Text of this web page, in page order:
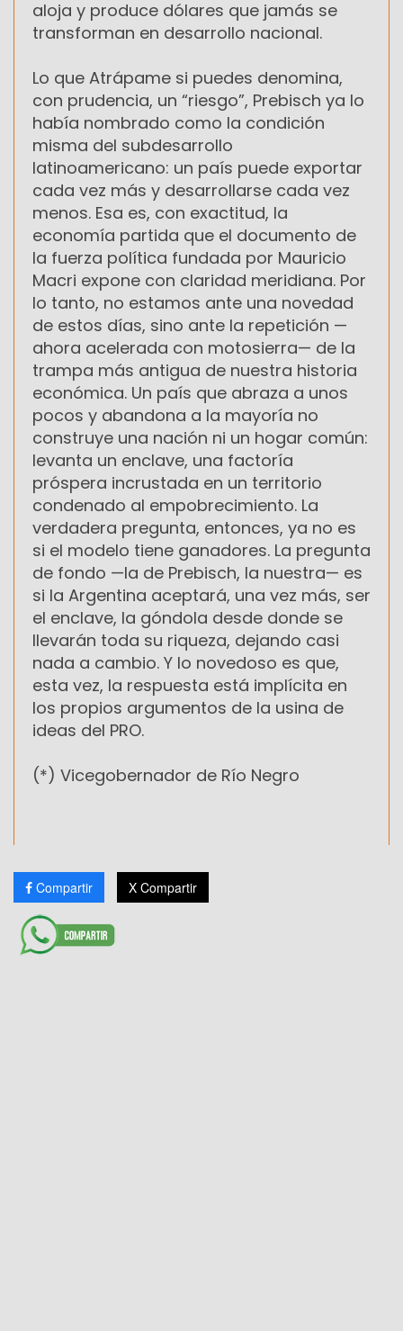
aloja y produce dólares que jamás se
transforman en desarrollo nacional.
Lo que Atrápame si puedes denomina,
con prudencia, un “riesgo”, Prebisch ya lo
había nombrado como la condición
misma del subdesarrollo
latinoamericano: un país puede exportar
cada vez más y desarrollarse cada vez
menos. Esa es, con exactitud, la
economía partida que el documento de
la fuerza política fundada por Mauricio
Macri expone con claridad meridiana. Por
lo tanto, no estamos ante una novedad
de estos días, sino ante la repetición —
ahora acelerada con motosierra— de la
trampa más antigua de nuestra historia
económica. Un país que abraza a unos
pocos y abandona a la mayoría no
construye una nación ni un hogar común:
levanta un enclave, una factoría
próspera incrustada en un territorio
condenado al empobrecimiento. La
verdadera pregunta, entonces, ya no es
si el modelo tiene ganadores. La pregunta
de fondo —la de Prebisch, la nuestra— es
si la Argentina aceptará, una vez más, ser
el enclave, la góndola desde donde se
llevarán toda su riqueza, dejando casi
nada a cambio. Y lo novedoso es que,
esta vez, la respuesta está implícita en
los propios argumentos de la usina de
ideas del PRO.
(*) Vicegobernador de Río Negro
Compartir X Compartir